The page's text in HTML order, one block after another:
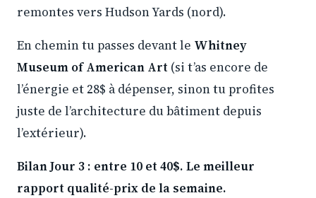
remontes vers Hudson Yards (nord).
En chemin tu passes devant le Whitney
Museum of American Art (si t’as encore de
l’énergie et 28$ à dépenser, sinon tu profites
juste de l’architecture du bâtiment depuis
l’extérieur).
Bilan Jour 3 : entre 10 et 40$. Le meilleur
rapport qualité-prix de la semaine.